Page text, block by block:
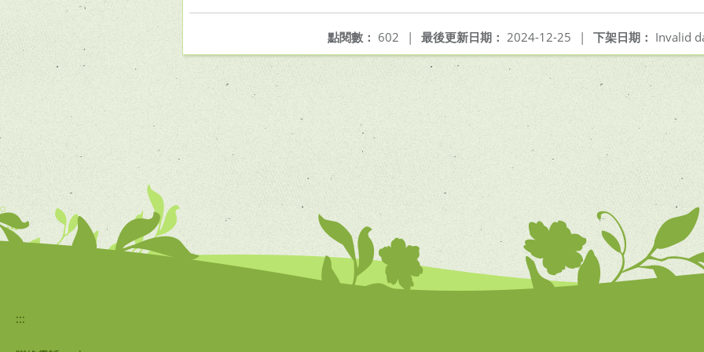
下架日期： Invalid
最後更新日期： 2024-12-25 |
點閱數： 602 |
:::